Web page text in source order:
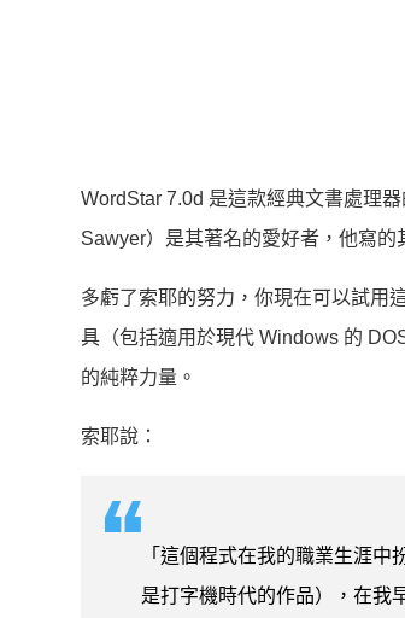
WordStar 7.0d 是這款經典文書處理
Sawyer）是其著名的愛好者，他寫
多虧了索耶的努力，你現在可以試用
具（包括適用於現代 Windows 的
的純粹力量。
索耶說：
「這個程式在我的職業生涯
是打字機時代的作品），在我